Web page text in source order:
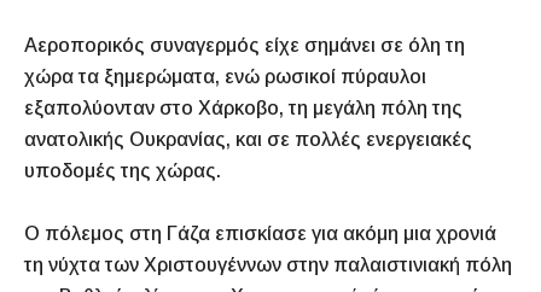
Αεροπορικός συναγερμός είχε σημάνει σε όλη τη
χώρα τα ξημερώματα, ενώ ρωσικοί πύραυλοι
εξαπολύονταν στο Χάρκοβο, τη μεγάλη πόλη της
ανατολικής Ουκρανίας, και σε πολλές ενεργειακές
υποδομές της χώρας.
Ο πόλεμος στη Γάζα επισκίασε για ακόμη μια χρονιά
τη νύχτα των Χριστουγέννων στην παλαιστινιακή πόλη